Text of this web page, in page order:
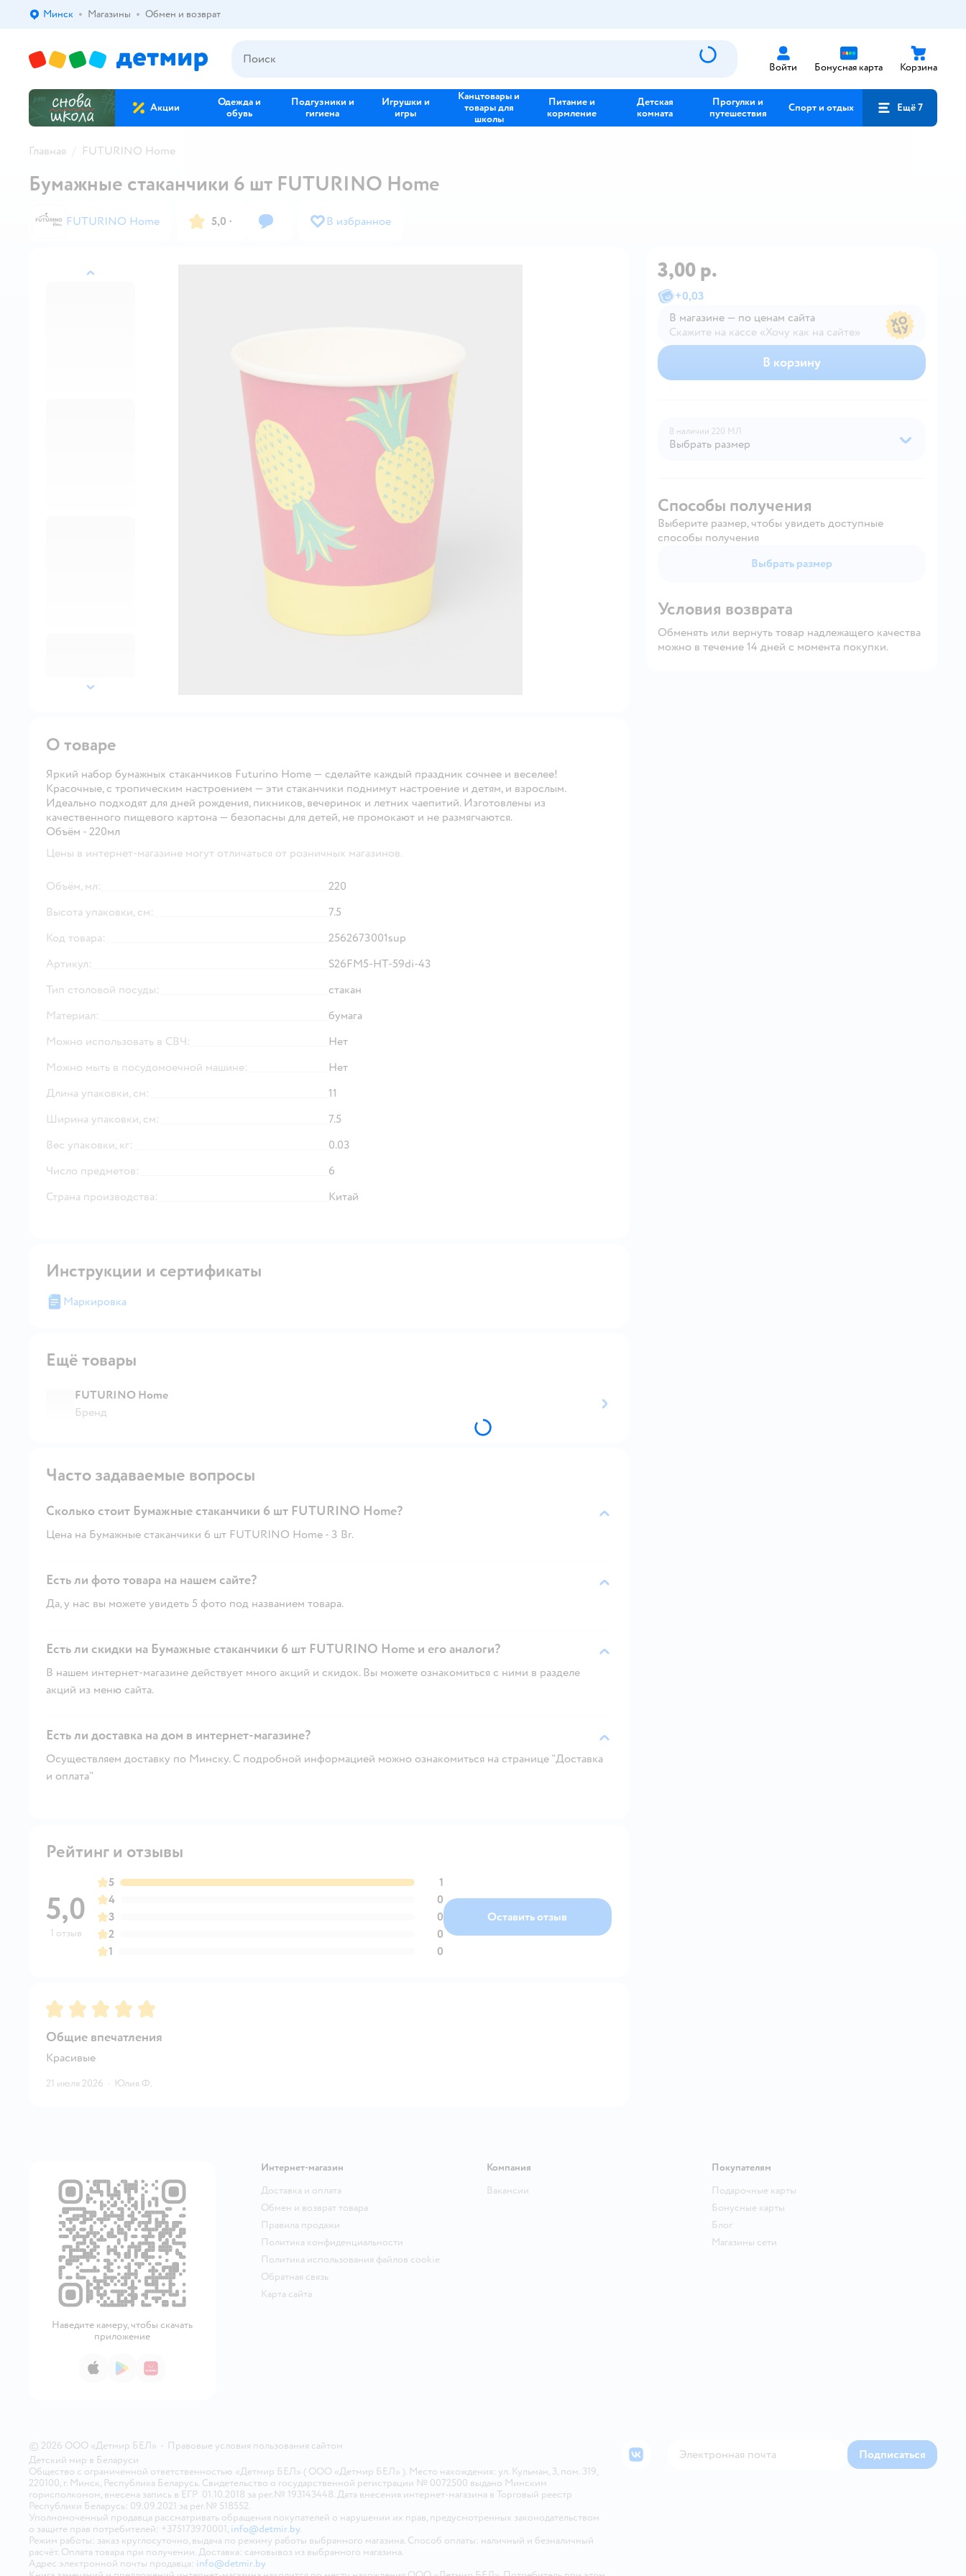
Выбор адреса доставки.
Минск Магазины Обмен и возврат
Войти Бонусная карта Корзина
Акции
Одежда и
обувь
Подгузники и
гигиена
Игрушки и
игры
Канцтовары и
товары для
школы
Питание и
кормление
Детская
комната
Прогулки и
путешествия
Спорт и отдых Ещё 7
Главная FUTURINO Home
назад
далее
Бумажные стаканчики 6 шт FUTURINO Home
FUTURINO Home 5,0 · В избранное
3,00 р.
+0,03
В магазине — по ценам сайта
Скажите на кассе «Хочу как на сайте»
В магазине — по ценам сайта
В корзину
В наличии 220 МЛ
Выбрать размер
Способы получения
Выберите размер, чтобы увидеть доступные
способы получения
Выбрать размер
Условия возврата
Обменять или вернуть товар надлежащего качества
можно в течение 14 дней с момента покупки.
О товаре
Яркий набор бумажных стаканчиков Futurino Home — сделайте каждый праздник сочнее и веселее!
Красочные, с тропическим настроением — эти стаканчики поднимут настроение и детям, и взрослым.
Идеально подходят для дней рождения, пикников, вечеринок и летних чаепитий. Изготовлены из
качественного пищевого картона — безопасны для детей, не промокают и не размягчаются.
Объём - 220мл
Цены в интернет-магазине могут отличаться от розничных магазинов.
Объём, мл:
220
Высота упаковки, см:
7.5
Код товара:
2562673001sup
Артикул:
S26FM5-HT-59di-43
Тип столовой посуды:
стакан
Материал:
бумага
Можно использовать в СВЧ:
Нет
Можно мыть в посудомоечной машине:
Нет
Длина упаковки, см:
11
Ширина упаковки, см:
7.5
Вес упаковки, кг:
0.03
Число предметов:
6
Страна производства:
Китай
Инструкции и сертификаты
Маркировка
Ещё товары
FUTURINO Home
Бренд
Часто задаваемые вопросы
Сколько стоит Бумажные стаканчики 6 шт FUTURINO Home?
Цена на Бумажные стаканчики 6 шт FUTURINO Home - 3 Br.
Есть ли фото товара на нашем сайте?
Да, у нас вы можете увидеть 5 фото под названием товара.
Есть ли скидки на Бумажные стаканчики 6 шт FUTURINO Home и его аналоги?
В нашем интернет-магазине действует много акций и скидок. Вы можете ознакомиться с ними в разделе
акций из меню сайта.
Есть ли доставка на дом в интернет-магазине?
Осуществляем доставку по Минску. С подробной информацией можно ознакомиться на странице "Доставка
и оплата"
Рейтинг и отзывы
5,0
1 отзыв
5
1
4
0
3
0
2
0
1
0
Оставить отзыв
Рейтинг:5
Общие впечатления
Красивые
21 июля 2026 · Юлия Ф.
Наведите камеру, чтобы скачать
приложение
App StoreGoogle PlayAppGallery
Интернет-магазин
Доставка и оплата
Обмен и возврат товара
Правила продажи
Политика конфиденциальности
Политика использования файлов cookie
Обратная связь
Карта сайта
Компания
Вакансии
Покупателям
Подарочные карты
Бонусные карты
Блог
Магазины сети
© 2026 ООО «Детмир БЕЛ» • Правовые условия пользования сайтом
Детский мир в Беларуси
Общество с ограниченной ответственностью «Детмир БЕЛ» ( ООО «Детмир БЕЛ» ). Место нахождения: ул. Кульман, 3, пом. 319,
220100, г. Минск, Республика Беларусь. Свидетельство о государственной регистрации № 0072500 выдано Минским
горисполкомом, внесена запись в ЕГР 01.10.2018 за рег.№ 193143448. Дата внесения интернет-магазина в Торговый реестр
Республики Беларусь: 09.09.2021 за рег.№ 518552.
Уполномоченный продавца рассматривать обращения покупателей о нарушении их прав, предусмотренных законодательством
о защите прав потребителей: +375173970001, info@detmir.by.
Режим работы: заказ круглосуточно, выдача по режиму работы выбранного магазина. Способ оплаты: наличный и безналичный
расчёт. Оплата товара при получении. Доставка: самовывоз из выбранного магазина.
Адрес электронной почты продавца: info@detmir.by
ВКонтакте Подписаться